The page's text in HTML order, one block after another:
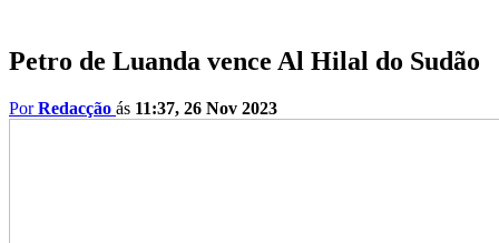
Petro de Luanda vence Al Hilal do Sudão
PorRedacção ás 11:37, 26 Nov 2023